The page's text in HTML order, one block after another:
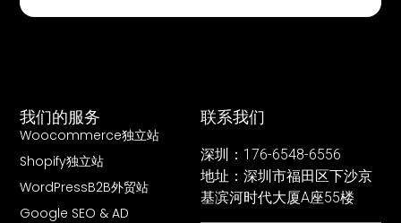
我们的服务
Woocommerce独立站
Shopify独立站
WordPressB2B外贸站
Google SEO & AD
联系我们
深圳：176-6548-6556
地址：深圳市福田区下沙京
基滨河时代大厦A座55楼